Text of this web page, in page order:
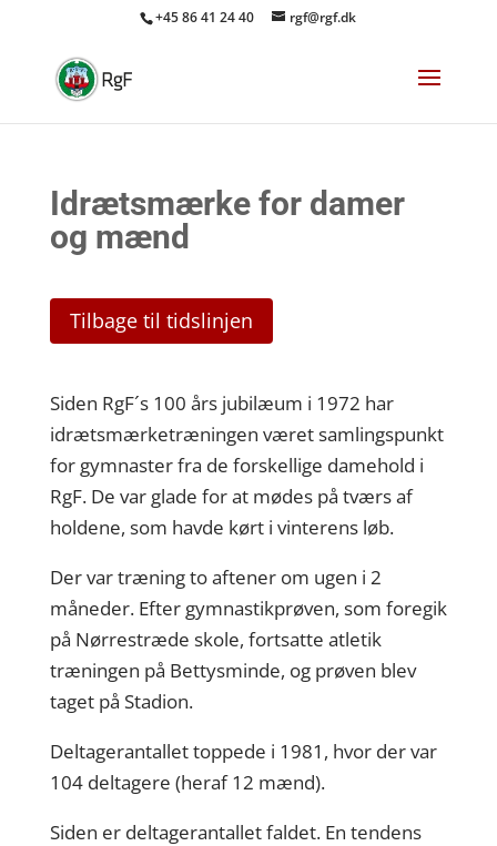
+45 86 41 24 40 rgf@rgf.dk
Idrætsmærke for damer
og mænd
Tilbage til tidslinjen
Siden RgF´s 100 års jubilæum i 1972 har
idrætsmærketræningen været samlingspunkt
for gymnaster fra de forskellige damehold i
RgF. De var glade for at mødes på tværs af
holdene, som havde kørt i vinterens løb.
Der var træning to aftener om ugen i 2
måneder. Efter gymnastikprøven, som foregik
på Nørrestræde skole, fortsatte atletik
træningen på Bettysminde, og prøven blev
taget på Stadion.
Deltagerantallet toppede i 1981, hvor der var
104 deltagere (heraf 12 mænd).
Siden er deltagerantallet faldet. En tendens